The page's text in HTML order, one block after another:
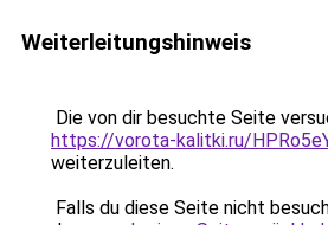
Weiterleitungshinweis
Die von dir besuchte Seite
https://vorota-kalitki.ru/
weiterzuleiten.
Falls du diese Seite nicht